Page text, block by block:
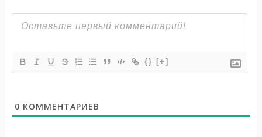
{} [+]
0 КОММЕНТАРИЕВ